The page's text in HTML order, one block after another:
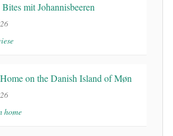
mit Johannisbeeren
on the Danish Island of Møn
home